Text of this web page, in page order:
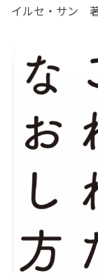
イルセ・サン